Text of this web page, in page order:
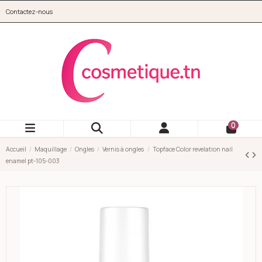
Contactez-nous
0
Accueil Maquillage Ongles Vernis à ongles
Topface Color revelation nail
enamel pt-105-003